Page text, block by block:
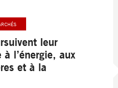
leur
à l’énergie, aux
et à la